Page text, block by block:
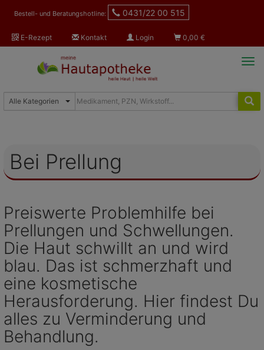
Bestell- und Beratungshotline: 0431/22 00 515
E-Rezept Kontakt Login 0,00 €
Bei Prellung
Preiswerte Problemhilfe bei
Prellungen und Schwellungen.
Die Haut schwillt an und wird
blau. Das ist schmerzhaft und
eine kosmetische
Herausforderung. Hier findest Du
alles zu Verminderung und
Behandlung.